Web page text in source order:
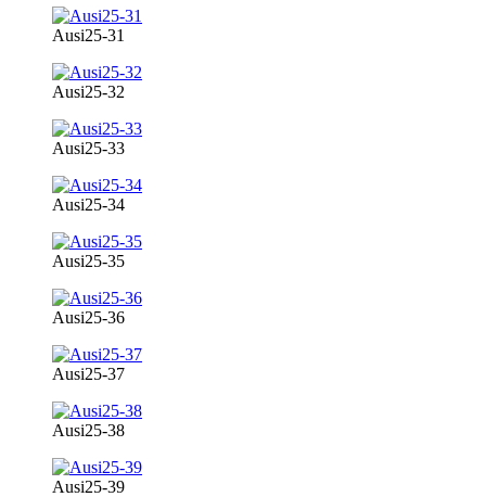
Ausi25-31
Ausi25-32
Ausi25-33
Ausi25-34
Ausi25-35
Ausi25-36
Ausi25-37
Ausi25-38
Ausi25-39